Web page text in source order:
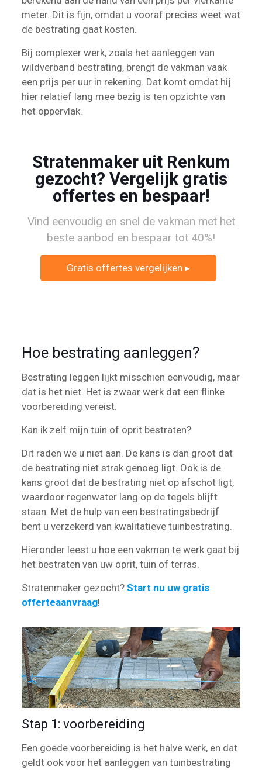
meter. Dit is fijn, omdat u vooraf precies weet wat
de bestrating gaat kosten.
Bij complexer werk, zoals het aanleggen van
wildverband bestrating, brengt de vakman vaak
een prijs per uur in rekening. Dat komt omdat hij
hier relatief lang mee bezig is ten opzichte van
het oppervlak.
Stratenmaker uit Renkum
gezocht? Vergelijk gratis
offertes en bespaar!
Vind eenvoudig en snel de vakman met het
beste aanbod en bespaar tot 40%!
Gratis offertes vergelijken ▸
Hoe bestrating aanleggen?
Bestrating leggen lijkt misschien eenvoudig, maar
dat is het niet. Het is zwaar werk dat een flinke
voorbereiding vereist.
Kan ik zelf mijn tuin of oprit bestraten?
Dit raden we u niet aan. De kans is dan groot dat
de bestrating niet strak genoeg ligt. Ook is de
kans groot dat de bestrating niet op afschot ligt,
waardoor regenwater lang op de tegels blijft
staan. Met de hulp van een bestratingsbedrijf
bent u verzekerd van kwalitatieve tuinbestrating.
Hieronder leest u hoe een vakman te werk gaat bij
het bestraten van uw oprit, tuin of terras.
Stratenmaker gezocht? Start nu uw gratis
offerteaanvraag!
Stap 1: voorbereiding
Een goede voorbereiding is het halve werk, en dat
geldt ook voor het aanleggen van tuinbestrating